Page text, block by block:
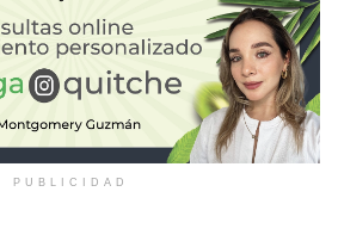
PUBLICIDAD